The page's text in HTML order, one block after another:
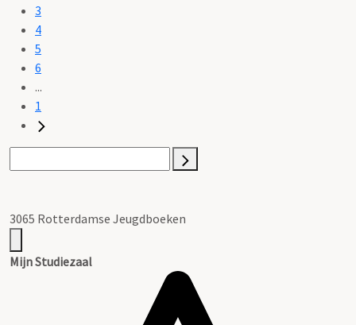
3
4
5
6
...
1
3065 Rotterdamse Jeugdboeken
Mijn Studiezaal